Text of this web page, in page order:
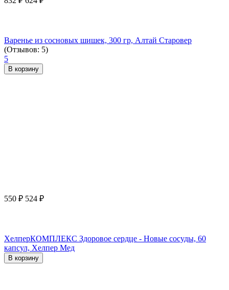
Варенье из сосновых шишек, 300 гр, Алтай Старовер
(Отзывов: 5)
5
В корзину
550 ₽ 524 ₽
ХелперКОМПЛЕКС Здоровое сердце - Новые сосуды, 60
капсул, Хелпер Мед
В корзину